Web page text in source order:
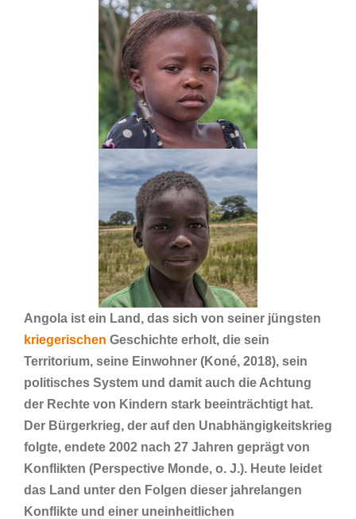
Angola ist ein Land, das sich von seiner jüngsten
kriegerischen Geschichte erholt, die sein
Territorium, seine Einwohner (Koné, 2018), sein
politisches System und damit auch die Achtung
der Rechte von Kindern stark beeinträchtigt hat.
Der Bürgerkrieg, der auf den Unabhängigkeitskrieg
folgte, endete 2002 nach 27 Jahren geprägt von
Konflikten (Perspective Monde, o. J.). Heute leidet
das Land unter den Folgen dieser jahrelangen
Konflikte und einer uneinheitlichen